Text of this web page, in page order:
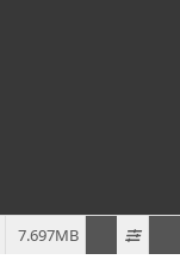
7.697MB